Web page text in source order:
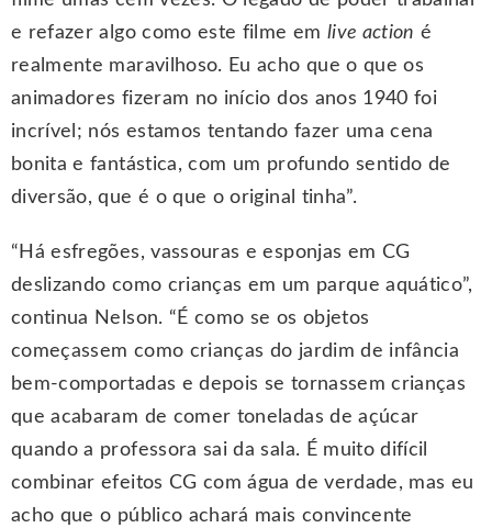
e refazer algo como este filme em live action é
realmente maravilhoso. Eu acho que o que os
animadores fizeram no início dos anos 1940 foi
incrível; nós estamos tentando fazer uma cena
bonita e fantástica, com um profundo sentido de
diversão, que é o que o original tinha”.
“Há esfregões, vassouras e esponjas em CG
deslizando como crianças em um parque aquático”,
continua Nelson. “É como se os objetos
começassem como crianças do jardim de infância
bem-comportadas e depois se tornassem crianças
que acabaram de comer toneladas de açúcar
quando a professora sai da sala. É muito difícil
combinar efeitos CG com água de verdade, mas eu
acho que o público achará mais convincente